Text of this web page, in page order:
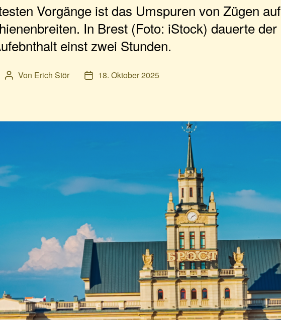
Vorgänge ist das Umspuren von Zügen auf
In Brest (Foto: iStock) dauerte der
einst zwei Stunden.
Beitragsautor
Von Erich Stör Veröffentlichungsdatum
18. Oktober 2025